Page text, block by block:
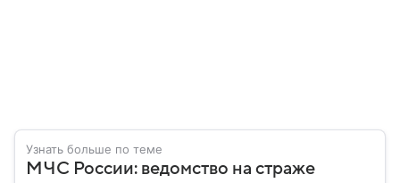
Узнать больше по теме
МЧС России: ведомство на страже